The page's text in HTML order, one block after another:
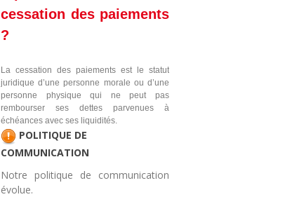
cessation des paiements
?
La cessation des paiements est le statut
juridique d’une personne morale ou d’une
personne physique qui ne peut pas
rembourser ses dettes parvenues à
échéances avec ses liquidités.
POLITIQUE DE
COMMUNICATION
Notre politique de communication
évolue.